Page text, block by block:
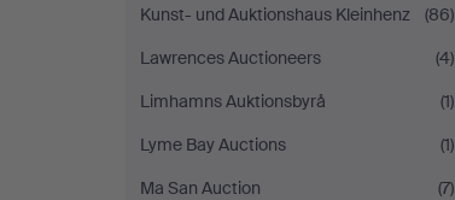
Kunst- und Auktionshaus Kleinhenz
(86)
Lawrences Auctioneers
(4)
Limhamns Auktionsbyrå
(1)
Lyme Bay Auctions
(1)
Ma San Auction
(7)